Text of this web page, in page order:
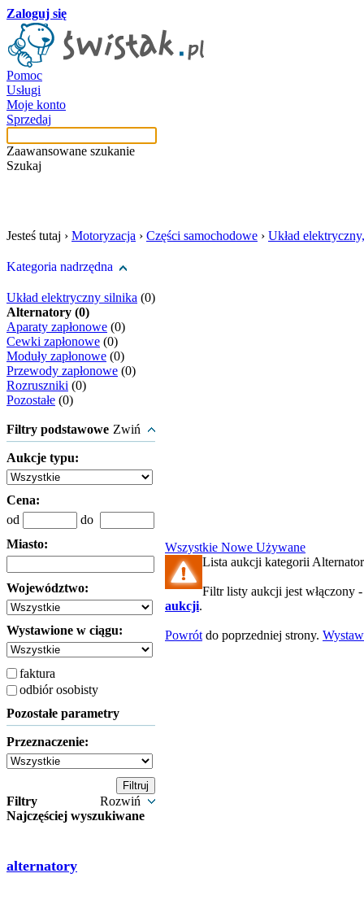
Zaloguj się
Pomoc
Usługi
Moje konto
Sprzedaj
Zaawansowane szukanie
Szukaj
Jesteś tutaj › Motoryzacja › Części samochodowe › Układ
Kategoria nadrzędna
Układ elektryczny silnika (0)
Alternatory (0)
Aparaty zapłonowe (0)
Cewki zapłonowe (0)
Moduły zapłonowe (0)
Przewody zapłonowe (0)
Rozruszniki (0)
Pozostałe (0)
Filtry podstawowe Zwiń
Aukcje typu:
Cena:
od
do
Miasto:
Województwo:
Wystawione w ciągu:
faktura
odbiór osobisty
Pozostałe parametry
Przeznaczenie:
Filtry
Rozwiń
Najczęściej wyszukiwane
alternatory
Wszystkie Nowe Używane
Lista aukcji kategorii
Filtr listy aukcji jest włączony
aukcji.
Powrót do poprzedniej strony. Wystaw